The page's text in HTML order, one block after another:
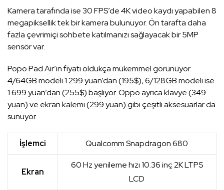
Kamera tarafında ise 30 FPS’de 4K video kaydı yapabilen 8
megapiksellik tek bir kamera bulunuyor. Ön tarafta daha
fazla çevrimiçi sohbete katılmanızı sağlayacak bir 5MP
sensör var.
Popo Pad Air’in fiyatı oldukça mükemmel görünüyor.
4/64GB modeli 1.299 yuan’dan (195$), 6/128GB modeli ise
1.699 yuan’dan (255$) başlıyor. Oppo ayrıca klavye (349
yuan) ve ekran kalemi (299 yuan) gibi çeşitli aksesuarlar da
sunuyor.
İşlemci Qualcomm Snapdragon 680
Ekran
60 Hz yenileme hızı 10.36 inç 2K LTPS
LCD